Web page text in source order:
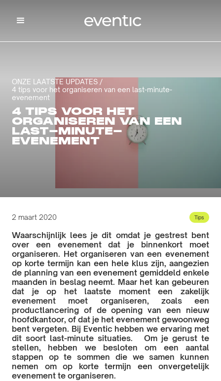
ONZE LAATSTE UPDATES /
4 tips voor het organiseren van een last-minute-
evenement
4 TIPS VOOR HET
ORGANISEREN VAN EEN
LAST-MINUTE-
EVENEMENT
2 maart 2020 Tips
Waarschijnlijk lees je dit omdat je gestrest bent
over een evenement dat je binnenkort moet
organiseren. Het organiseren van een evenement
op korte termijn kan een hele klus zijn, aangezien
de planning van een evenement gemiddeld enkele
maanden in beslag neemt. Maar het kan gebeuren
dat je op het laatste moment een zakelijk
evenement moet organiseren, zoals een
productlancering of de opening van een nieuw
hoofdkantoor, of dat je het evenement gewoonweg
bent vergeten. Bij Eventic hebben we ervaring met
dit soort last-minute situaties. Om je gerust te
stellen, hebben we besloten om een aantal
stappen op te sommen die we samen kunnen
nemen om op korte termijn een onvergetelijk
evenement te organiseren.